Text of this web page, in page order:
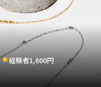
経験者1,600円